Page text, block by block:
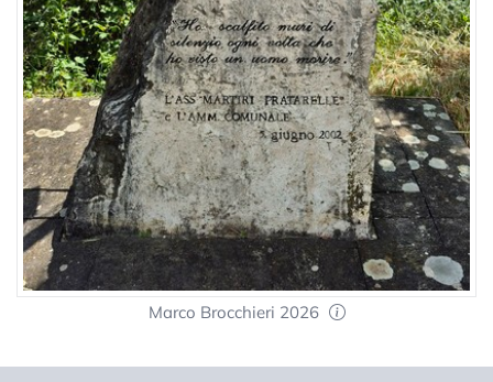
Marco Brocchieri 2026